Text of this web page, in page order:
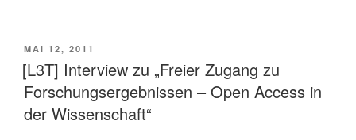
VERÖFFENTLICHT
AM
MAI 12, 2011
[L3T] Interview zu „Freier Zugang zu
Forschungsergebnissen – Open Access in
der Wissenschaft“